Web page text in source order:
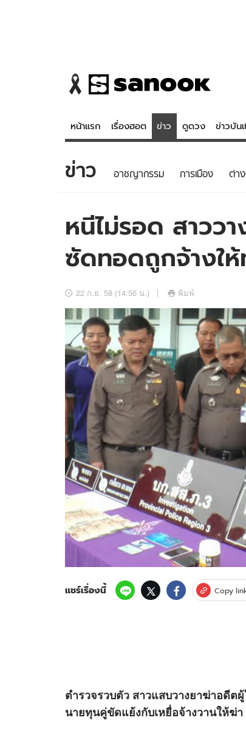
หน้าแรก เรื่องฮอต ข่าว ดูดวง ข่าวบัน
ข่าว
ข่าวบันเทิง
ข่าวกีฬา
ข่าวเศรษฐกิจ
อัปเดตจีน
เช็กข่าวชัวร์
ดูด
สถิติห
หวยล
ดาวน์โหลดสนุกแอปฟรี ติดตา
สงวนลิขสิทธิ์ ©2569บริษัท อิมเมจ ฟิวเจอร์ (ประเทศไทย) จำกัด
ข่าว อาชญากรรม การเมือง ต่าง
หนีไม่รอด สาวว
ซัดทอดถูกจ้างให้
22 ก.ย. 58 (14:56 น.) พิมพ์
แชร์เรื่องนี้ Copy
ตำรวจรวบตัว สาวแสบวางยาฆ่าอดี
นายทุนคู่ขัดแย้งกับเหยื่อจ้างวานให้ฆ่